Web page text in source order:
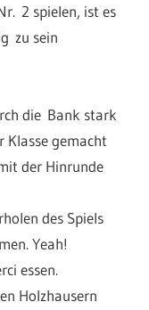
2 spielen, ist es
zu sein
die Bank stark
Klasse gemacht
der Hinrunde
des Spiels
Yeah!
essen.
Holzhausern